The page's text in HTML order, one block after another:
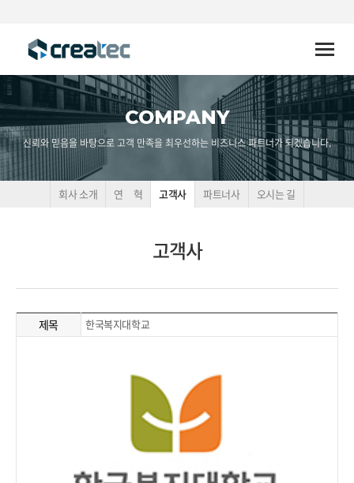
Toggle
COMPANY
신뢰와 믿음을 바탕으로 고객 만족을 최우선하는 비즈니스 파트너가 되겠습니다.
회사 소개 연 혁 고객사 파트너사 오시는 길
고객사
제목 한국복지대학교